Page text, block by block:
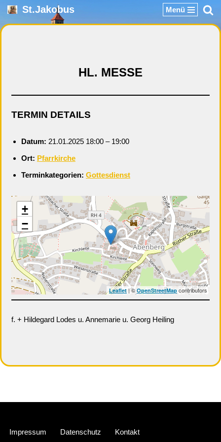
Zum
St.Jakobus Menü
HL. MESSE
TERMIN DETAILS
Datum: 21.01.2025 18:00 – 19:00
Ort: Pfarrkirche
Terminkategorien: Gottesdienst
+
−
Leaflet| © OpenStreetMapcontributors
f. + Hildegard Lodes u. Annemarie u. Georg Heiling
Impressum Datenschutz Kontakt